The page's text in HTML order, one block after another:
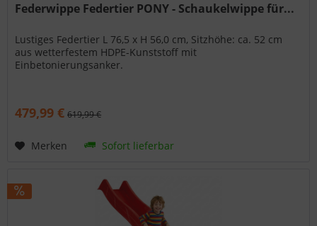
Federwippe Federtier PONY - Schaukelwippe für...
Lustiges Federtier L 76,5 x H 56,0 cm, Sitzhöhe: ca. 52 cm
aus wetterfestem HDPE-Kunststoff mit
Einbetonierungsanker.
479,99 € 619,99 €
Merken Sofort lieferbar